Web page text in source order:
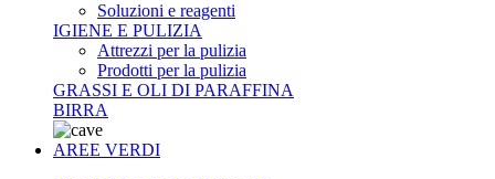
Soluzioni e reagenti
IGIENE E PULIZIA
Attrezzi per la pulizia
Prodotti per la pulizia
GRASSI E OLI DI PARAFFINA
BIRRA
AREE VERDI